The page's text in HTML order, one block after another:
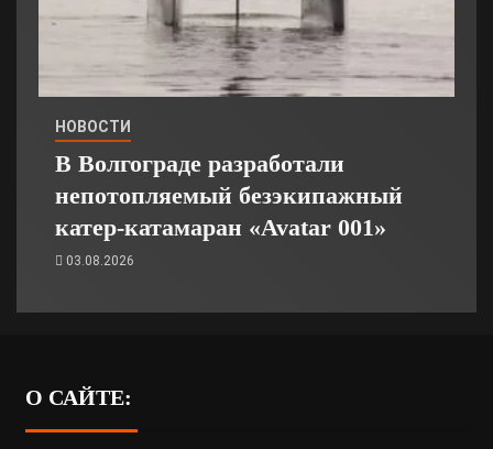
НОВОСТИ
В Волгограде разработали
непотопляемый безэкипажный
катер-катамаран «Avatar 001»
03.08.2026
О САЙТЕ: